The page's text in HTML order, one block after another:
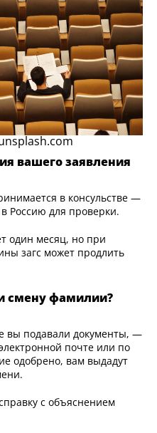
вашего заявления
в консульстве —
Россию для проверки.
один месяц, но при
загс может продлить
смену фамилии?
вы подавали документы, —
почте или по
одобрено, вам выдадут
с объяснением